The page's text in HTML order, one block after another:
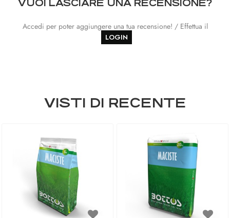
VUOI LASCIARE UNA RECENSIONE?
Accedi per poter aggiungere una tua recensione! / Effettua il
LOGIN
VISTI DI RECENTE